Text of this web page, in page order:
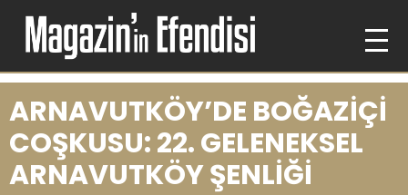
ARNAVUTKÖY’DE BOĞAZİÇİ
COŞKUSU: 22. GELENEKSEL
ARNAVUTKÖY ŞENLİĞİ